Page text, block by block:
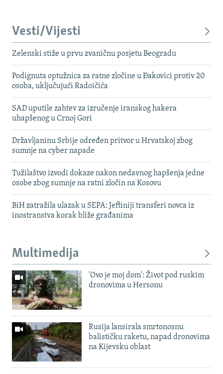
Vesti/Vijesti
Zelenski stiže u prvu zvaničnu posjetu Beogradu
Podignuta optužnica za ratne zločine u Đakovici protiv 20
osoba, uključujući Radoičića
SAD uputile zahtev za izručenje iranskog hakera
uhapšenog u Crnoj Gori
Državljaninu Srbije određen pritvor u Hrvatskoj zbog
sumnje na cyber napade
Tužilaštvo izvodi dokaze nakon nedavnog hapšenja jedne
osobe zbog sumnje na ratni zločin na Kosovu
BiH zatražila ulazak u SEPA: Jeftiniji transferi novca iz
inostranstva korak bliže građanima
Multimedija
'Ovo je moj dom': Život pod ruskim
dronovima u Hersonu
Rusija lansirala smrtonosnu
balističku raketu, napad dronovima
na Kijevsku oblast